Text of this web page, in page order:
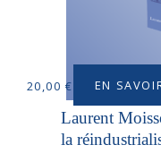
20,00€ EN
Laurent
la